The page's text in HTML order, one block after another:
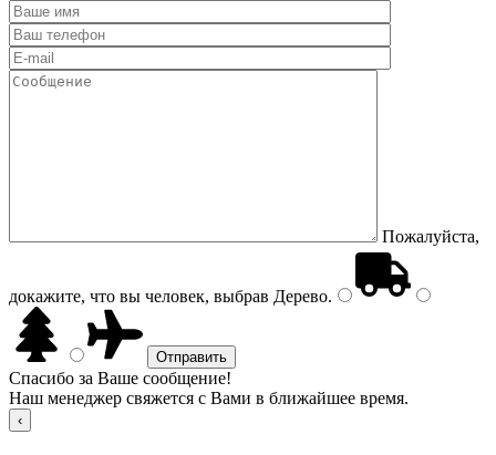
Пожалуйста,
докажите, что вы человек, выбрав Дерево.
Спасибо за Ваше сообщение!
Наш менеджер свяжется с Вами в ближайшее время.